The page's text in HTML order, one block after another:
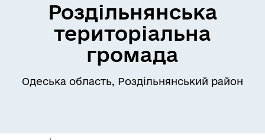
Роздільнянська
територіальна
громада
Одеська область, Роздільнянський район